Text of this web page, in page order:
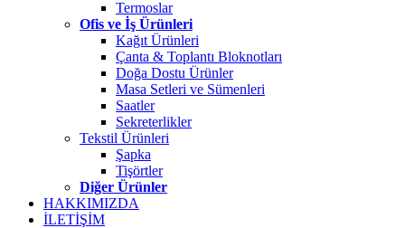
Termoslar
Ofis ve İş Ürünleri
Kağıt Ürünleri
Çanta & Toplantı Bloknotları
Doğa Dostu Ürünler
Masa Setleri ve Sümenleri
Saatler
Sekreterlikler
Tekstil Ürünleri
Şapka
Tişörtler
Diğer Ürünler
HAKKIMIZDA
İLETİŞİM